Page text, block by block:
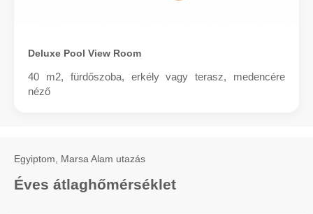
Deluxe Pool View Room
40 m2, fürdőszoba, erkély vagy terasz, medencére
néző
Egyiptom, Marsa Alam utazás
Éves átlaghőmérséklet